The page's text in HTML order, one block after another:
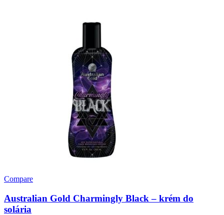
Compare
Australian Gold Charmingly Black – krém do
solária